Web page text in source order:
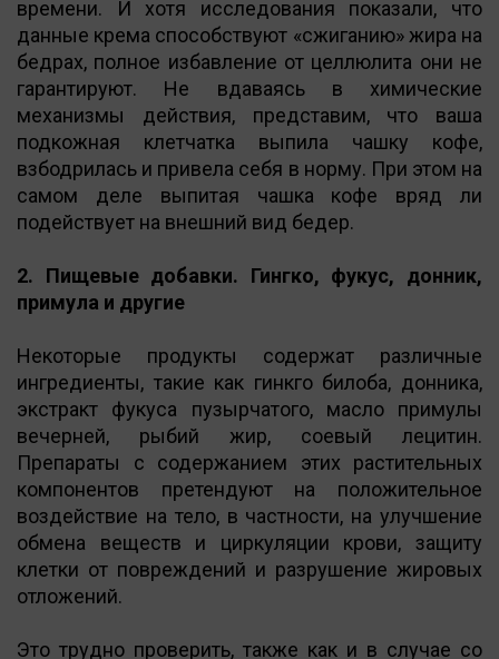
времени. И хотя исследования показали, что
данные крема способствуют «сжиганию» жира на
бедрах, полное избавление от целлюлита они не
гарантируют. Не вдаваясь в химические
механизмы действия, представим, что ваша
подкожная клетчатка выпила чашку кофе,
взбодрилась и привела себя в норму. При этом на
самом деле выпитая чашка кофе вряд ли
подействует на внешний вид бедер.
2. Пищевые добавки. Гингко, фукус, донник,
примула и другие
Некоторые продукты содержат различные
ингредиенты, такие как гинкго билоба, донника,
экстракт фукуса пузырчатого, масло примулы
вечерней, рыбий жир, соевый лецитин.
Препараты с содержанием этих растительных
компонентов претендуют на положительное
воздействие на тело, в частности, на улучшение
обмена веществ и циркуляции крови, защиту
клетки от повреждений и разрушение жировых
отложений.
Это трудно проверить, также как и в случае со